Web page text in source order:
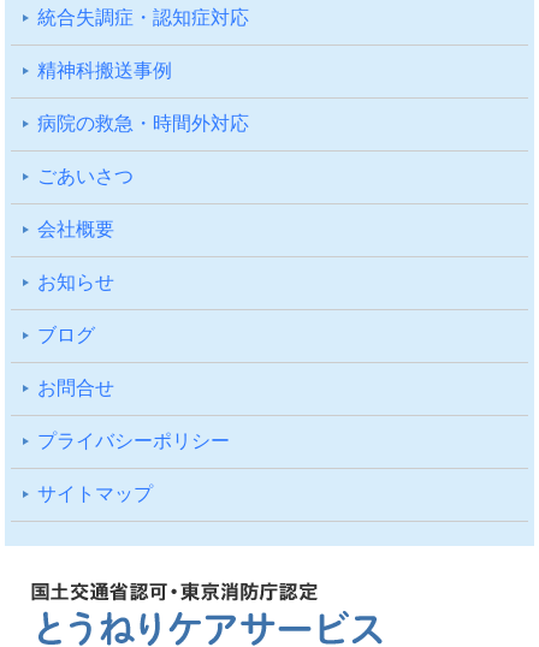
統合失調症・認知症対応
精神科搬送事例
病院の救急・時間外対応
ごあいさつ
会社概要
お知らせ
ブログ
お問合せ
プライバシーポリシー
サイトマップ